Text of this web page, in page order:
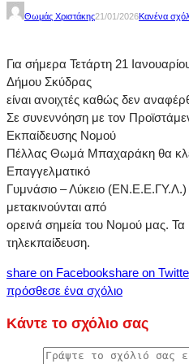
Θωμάς Χριστάκης21/01/2026Κανένα
Για σήμερα Τετάρτη 21
Δήμου Σκύδρας
είναι ανοιχτές καθώς δεν
Σε συνεννόηση με τον
Εκπαίδευσης Νομού
Πέλλας Θωμά Μπαχαράκη θα
Επαγγελματικό
Γυμνάσιο – Λύκειο
μετακινούνται από
ορεινά σημεία του Νομού μας.
τηλεκπαίδευση.
share on Facebookshare on
πρόσθεσε ένα σχόλιο
Κάντε το σχόλιο σας